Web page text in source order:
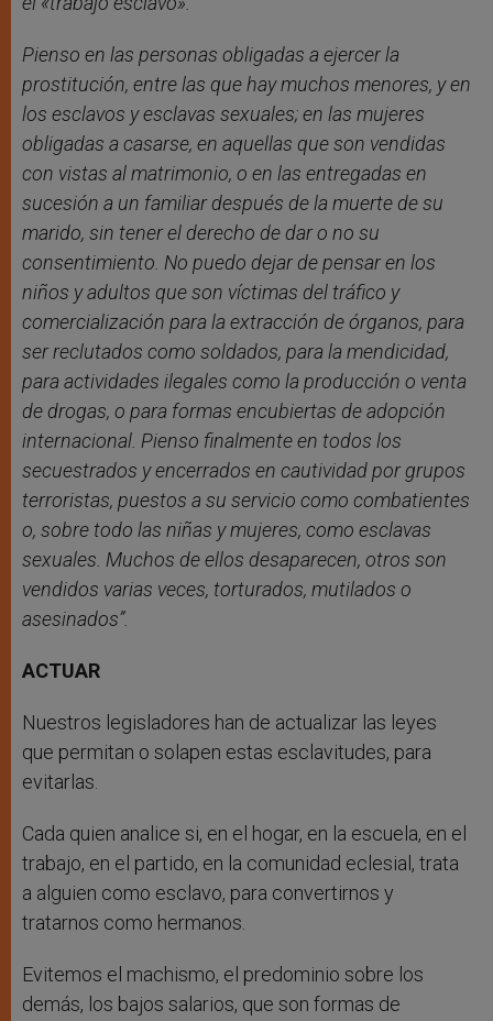
Pienso en las personas obligadas a ejercer la
prostitución, entre las que hay muchos menores, y en
los esclavos y esclavas sexuales; en las mujeres
obligadas a casarse, en aquellas que son vendidas
con vistas al matrimonio, o en las entregadas en
sucesión a un familiar después de la muerte de su
marido, sin tener el derecho de dar o no su
consentimiento. No puedo dejar de pensar en los
niños y adultos que son víctimas del tráfico y
comercialización para la extracción de órganos, para
ser reclutados como soldados, para la mendicidad,
para actividades ilegales como la producción o venta
de drogas, o para formas encubiertas de adopción
internacional. Pienso finalmente en todos los
secuestrados y encerrados en cautividad por grupos
terroristas, puestos a su servicio como combatientes
o, sobre todo las niñas y mujeres, como esclavas
sexuales. Muchos de ellos desaparecen, otros son
vendidos varias veces, torturados, mutilados o
asesinados”.
ACTUAR
Nuestros legisladores han de actualizar las leyes
que permitan o solapen estas esclavitudes, para
evitarlas.
Cada quien analice si, en el hogar, en la escuela, en el
trabajo, en el partido, en la comunidad eclesial, trata
a alguien como esclavo, para convertirnos y
tratarnos como hermanos.
Evitemos el machismo, el predominio sobre los
demás, los bajos salarios, que son formas de